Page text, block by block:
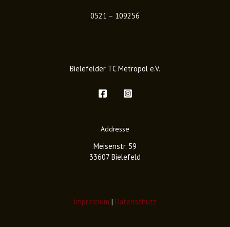
0521 – 109256
Bielefelder TC Metropol e.V.
Addresse
Meisenstr. 59
33607 Bielefeld
Impressum | Datenschutz